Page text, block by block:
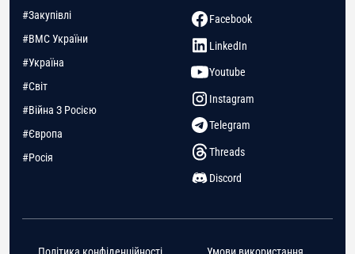
#Закупівлі
#ВМС України
#Україна
#Світ
#Війна З Росією
#Європа
#Росія
Facebook
LinkedIn
Youtube
Instagram
Telegram
Threads
Discord